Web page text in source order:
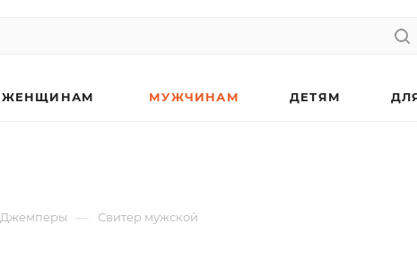
ЖЕНЩИНАМ МУЖЧИНАМ ДЕТЯМ
Джемперы — Свитер мужской